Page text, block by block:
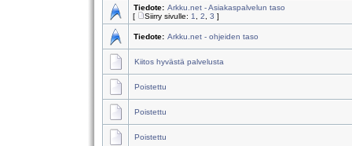
Tiedote: Arkku.net - Asiakaspalvelun taso
[
Siirry sivulle: 1 2 3 ]
Tiedote: Arkku.net - ohjeiden taso
Kiitos hyvästä palvelusta
Poistettu
Poistettu
Poistettu